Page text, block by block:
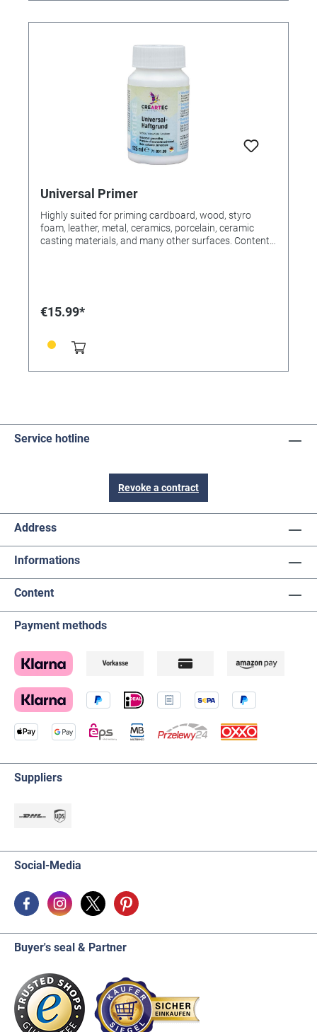
uniformly transparent. • Brush cleaning with water
protect objects that have been gilded with KREUL leaf
Universal Primer
Highly suited for priming cardboard, wood, styro
foam, leather, metal, ceramics, porcelain, ceramic
casting materials, and many other surfaces. Content
€15.99*
Service hotline
Revoke a contract
Address
Informations
Content
Payment methods
Suppliers
Social-Media
Buyer's seal & Partner